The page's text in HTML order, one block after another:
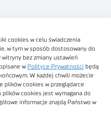
cookies w celu świadczenia
w tym w sposób dostosowany do
bez zmiany ustawień
w Polityce Prywatności będą
W każdej chwili możecie
plików cookies w przeglądarce
cookies jest wymagana do
informacje znajdą Państwo w